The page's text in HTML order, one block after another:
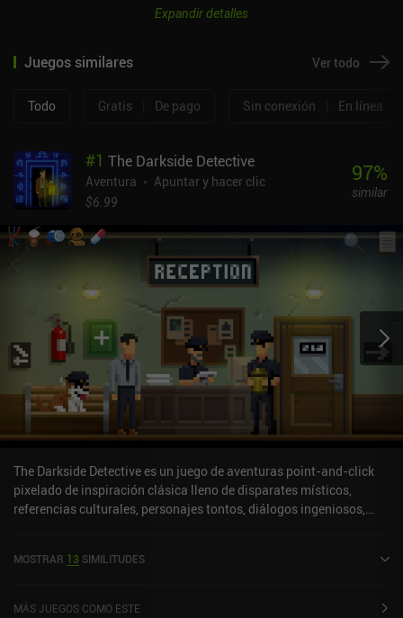
Expandir detalles
Juegos similares Ver todo
Todo Gratis De pago Sin conexión En línea
#1 The Darkside Detective
Aventura
Apuntar y hacer clic
$6.99
97%
similar
The Darkside Detective es un juego de aventuras point-and-click
pixelado de inspiración clásica lleno de disparates místicos,
referencias culturales, personajes tontos, diálogos ingeniosos,
desafortunado detective paranormal McQueen y su torpe
misteriosos casos. Encontrar a una niña atrapada en una
MOSTRAR 13 SIMILITUDES
MÁS JUEGOS COMO ESTE